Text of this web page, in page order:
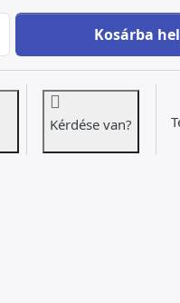
Bika - bronz szobor at
Kosárba
Kérdése van?